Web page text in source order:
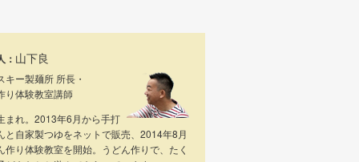
： 山下良
キー製麺所 所長・
り体験教室講師
まれ。2013年6月から手打
と自家製つゆをネットで販売、2014年8月
作り体験教室を開始。うどん作りで、たく